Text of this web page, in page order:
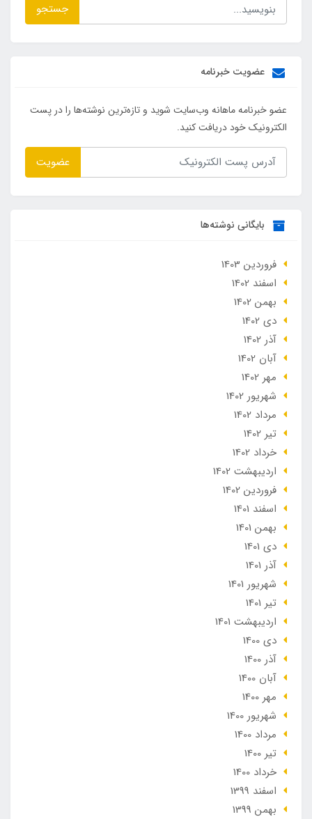
جستجو
عضویت خبرنامه
عضو خبرنامه ماهانه وب‌سایت شوید و تازه‌ترین نوشته‌ها را در پست
الکترونیک خود دریافت کنید.
عضویت
بایگانی نوشته‌ها
فروردین 1403
اسفند 1402
بهمن 1402
دی 1402
آذر 1402
آبان 1402
مهر 1402
شهریور 1402
مرداد 1402
تير 1402
خرداد 1402
ارديبهشت 1402
فروردین 1402
اسفند 1401
بهمن 1401
دی 1401
آذر 1401
شهریور 1401
تير 1401
ارديبهشت 1401
دی 1400
آذر 1400
آبان 1400
مهر 1400
شهریور 1400
مرداد 1400
تير 1400
خرداد 1400
اسفند 1399
بهمن 1399